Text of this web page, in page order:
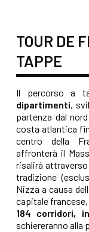
TOUR DE
TAPPE
Il percorso a
dipartimenti,
partenza dal
costa atlantica
centro della
affronterà il
risalirà attraverso
tradizione
Nizza a causa
capitale
184 corridori,
schiereranno alla